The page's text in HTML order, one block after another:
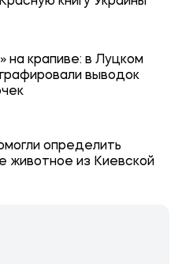
на крапиве: в Луцком
выводок
определить
животное из Киевской